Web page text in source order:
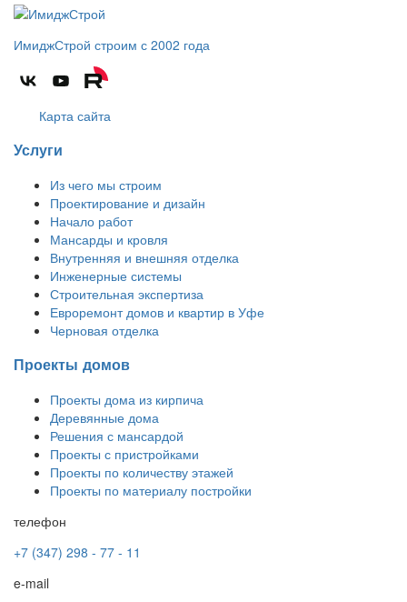
ИмиджСтрой строим с 2002 года
Карта сайта
Услуги
Из чего мы строим
Проектирование и дизайн
Начало работ
Мансарды и кровля
Внутренняя и внешняя отделка
Инженерные системы
Строительная экспертиза
Евроремонт домов и квартир в Уфе
Черновая отделка
Проекты домов
Проекты дома из кирпича
Деревянные дома
Решения с мансардой
Проекты с пристройками
Проекты по количеству этажей
Проекты по материалу постройки
телефон
+7 (347) 298 - 77 - 11
e-mail